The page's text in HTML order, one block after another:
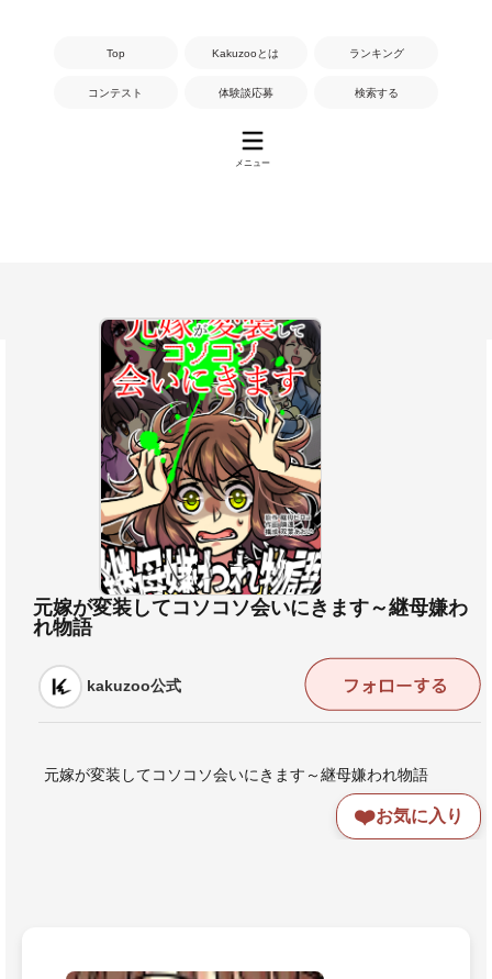
Top Kakuzooとは ランキング
コンテスト 体験談応募 検索する
メニュー
元嫁が変装してコソコソ会いにきます～継母嫌わ
れ物語
kakuzoo公式
元嫁が変装してコソコソ会いにきます～継母嫌われ物語
❤️お気に入り